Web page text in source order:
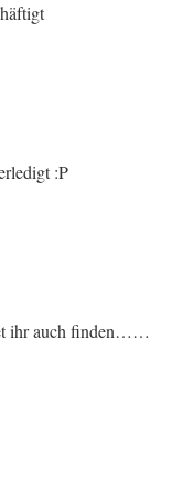
:P
ihr auch finden……